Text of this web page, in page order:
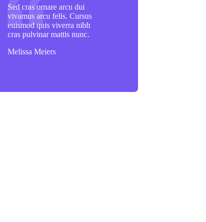
Sed cras ornare arcu dui
vivamus arcu felis. Cursus
euismod quis viverra nibh
cras pulvinar mattis nunc.
Melissa Meiers